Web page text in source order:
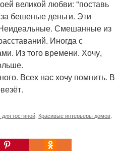
великой любви: "поставь
бешеные деньги. Эти
Смешанные из
Иногда с
Из того времени. Хочу,
Всех нас хочу помнить. В
гостиной Красивые интерьеры домов